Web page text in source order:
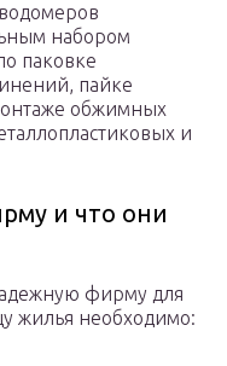
набором
паковке
пайке
обжимных
и
и что они
фирму для
жилья необходимо: